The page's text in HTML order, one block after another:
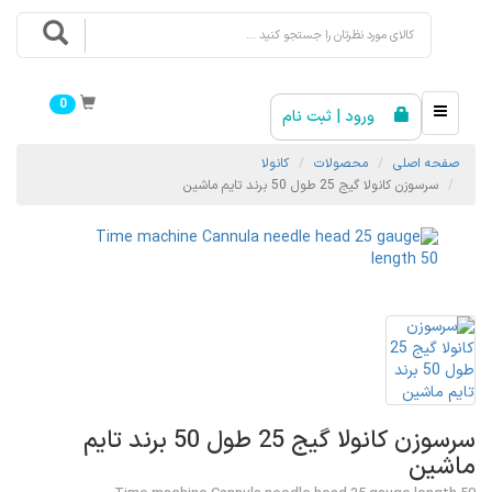
0
ورود | ثبت نام
صفحه اصلی محصولات
کانولا
سرسوزن کانولا گیج 25 طول 50 برند تایم ماشین
سرسوزن کانولا گیج 25 طول 50 برند تایم
ماشین